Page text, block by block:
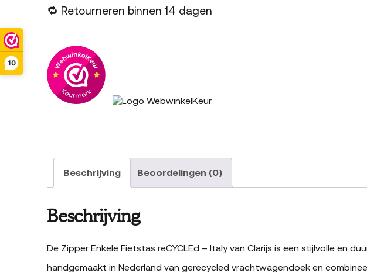
10
🔁 Retourneren binnen 14 dagen
Beschrijving Beoordelingen (0)
Beschrijving
De Zipper Enkele Fietstas reCYCLEd – Italy van Clarijs is een stijlvolle en
handgemaakt in Nederland van gerecycled vrachtwagendoek en